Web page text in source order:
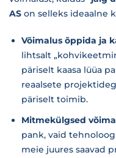
AS on selleks ideaalne
Võimalus õppida ja
lihtsalt
päriselt kaasa lüüa
reaalsete
päriselt toimib.
Mitmekülgsed
pank, vaid
meie juures saavad